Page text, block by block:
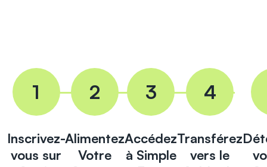
1
Inscrivez-
vous sur
2
Alimentez
Votre
3
Accédez
à Simple
4
Transférez
vers le